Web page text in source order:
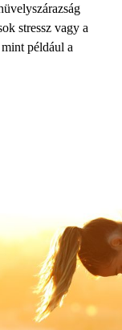
stressz vagy a
például a